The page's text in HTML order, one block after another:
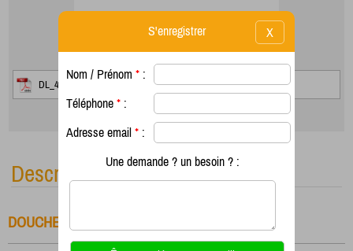
DL_400_SE.pdf
Description
DOUCHE DL400 SE
X
S'enregistrer
Nom / Prénom * :
Téléphone * :
Adresse email * :
Une demande ? un besoin ? :